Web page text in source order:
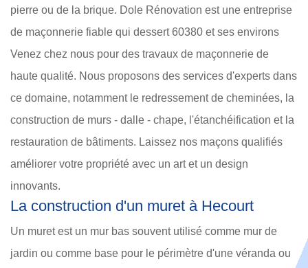
pierre ou de la brique. Dole Rénovation est une entreprise
de maçonnerie fiable qui dessert 60380 et ses environs
Venez chez nous pour des travaux de maçonnerie de
haute qualité. Nous proposons des services d'experts dans
ce domaine, notamment le redressement de cheminées, la
construction de murs - dalle - chape, l'étanchéification et la
restauration de bâtiments. Laissez nos maçons qualifiés
améliorer votre propriété avec un art et un design
innovants.
La construction d'un muret à Hecourt
Un muret est un mur bas souvent utilisé comme mur de
jardin ou comme base pour le périmètre d'une véranda ou